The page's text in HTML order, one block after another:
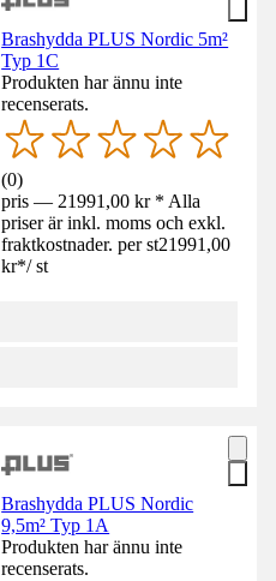
Brashydda PLUS Nordic 5m²
Typ 1C
Produkten har ännu inte
recenserats.
(0)
pris — 21991,00 kr * Alla
priser är inkl. moms och exkl.
fraktkostnader. per st21991,00
kr*/ st
Brashydda PLUS Nordic
9,5m² Typ 1A
Produkten har ännu inte
recenserats.